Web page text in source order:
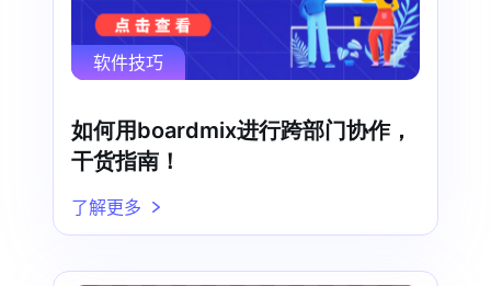
软件技巧
如何用boardmix进行跨部门协作，
干货指南！
了解更多